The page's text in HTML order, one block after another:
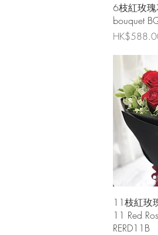
6枝紅玫瑰
bouquet
價格
11枝紅玫
11 Red
RERD11B